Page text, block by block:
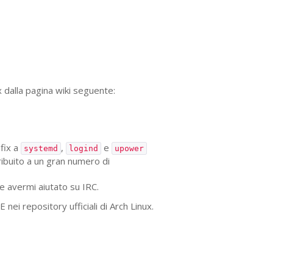
dalla pagina wiki seguente:
a systemd , logind e upower
a un gran numero di
e avermi aiutato su IRC.
nei repository ufficiali di Arch Linux.